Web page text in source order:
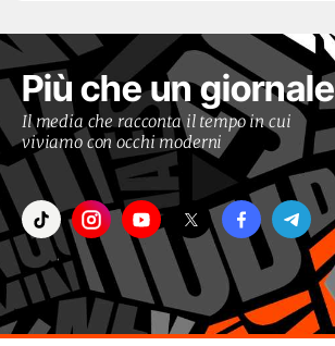
Più che un giornale
Il media che racconta il tempo in cui
viviamo con occhi moderni